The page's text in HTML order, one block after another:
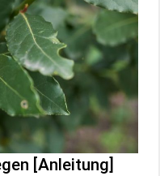
[Anleitung]